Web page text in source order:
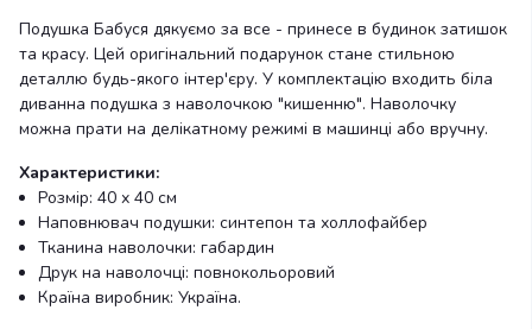
Подушка Бабуся дякуємо за все - принесе в будинок затишок
та красу. Цей оригінальний подарунок стане стильною
деталлю будь-якого інтер'єру. У комплектацію входить біла
диванна подушка з наволочкою "кишенню". Наволочку
можна прати на делікатному режимі в машинці або вручну.
Характеристики:
Розмір: 40 х 40 см
Наповнювач подушки: синтепон та холлофайбер
Тканина наволочки: габардин
Друк на наволочці: повнокольоровий
Країна виробник: Україна.